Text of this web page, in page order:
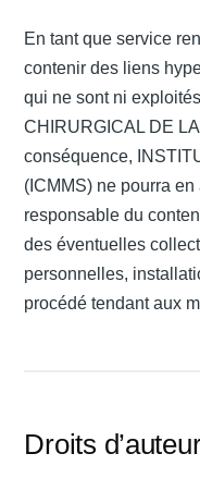
En tant que service
contenir des liens
qui ne sont ni
CHIRURGICAL DE
conséquence,
(ICMMS) ne pourra
responsable du
des éventuelles
personnelles,
procédé tendant aux
Droits